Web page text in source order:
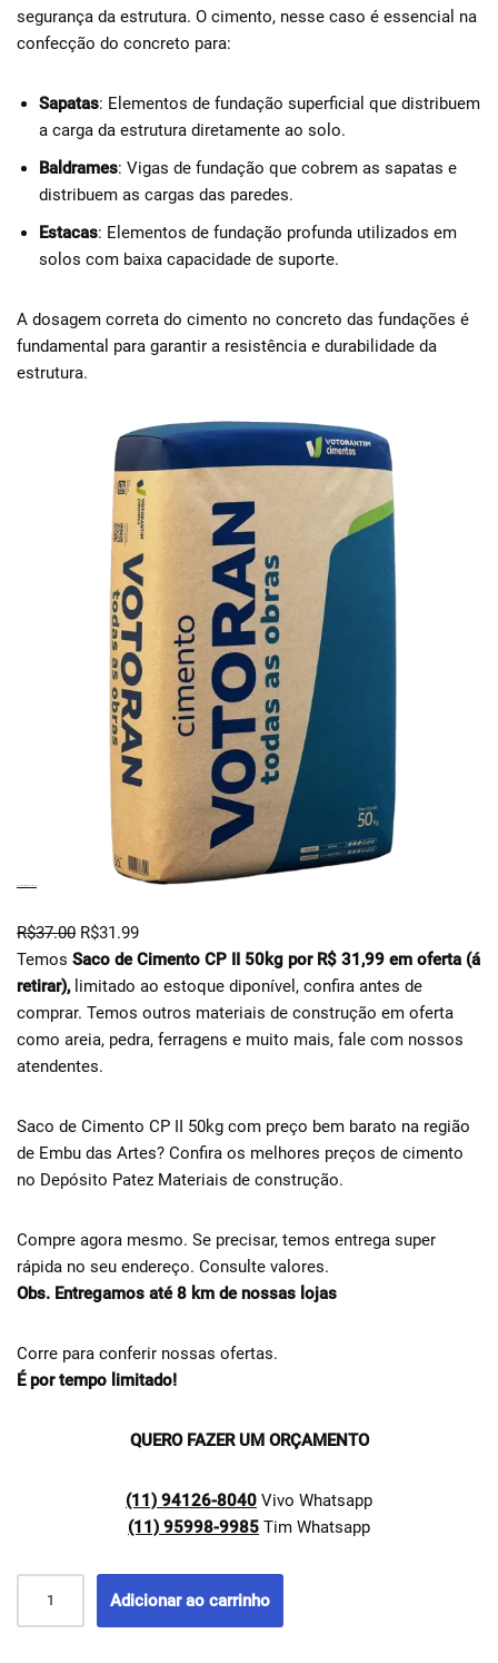
segurança da estrutura. O cimento, nesse caso é essencial na
confecção do concreto para:
Sapatas: Elementos de fundação superficial que distribuem
a carga da estrutura diretamente ao solo.
Baldrames: Vigas de fundação que cobrem as sapatas e
distribuem as cargas das paredes.
Estacas: Elementos de fundação profunda utilizados em
solos com baixa capacidade de suporte.
A dosagem correta do cimento no concreto das fundações é
fundamental para garantir a resistência e durabilidade da
estrutura.
R$37.00 R$31.99
Temos Saco de Cimento CP II 50kg por R$ 31,99 em oferta (á
retirar), limitado ao estoque diponível, confira antes de
comprar. Temos outros materiais de construção em oferta
como areia, pedra, ferragens e muito mais, fale com nossos
atendentes.
Saco de Cimento CP II 50kg com preço bem barato na região
de Embu das Artes? Confira os melhores preços de cimento
no Depósito Patez Materiais de construção.
Compre agora mesmo. Se precisar, temos entrega super
rápida no seu endereço. Consulte valores.
Obs. Entregamos até 8 km de nossas lojas
Corre para conferir nossas ofertas.
É por tempo limitado!
QUERO FAZER UM ORÇAMENTO
(11) 94126-8040 Vivo Whatsapp
(11) 95998-9985 Tim Whatsapp
Adicionar ao carrinho